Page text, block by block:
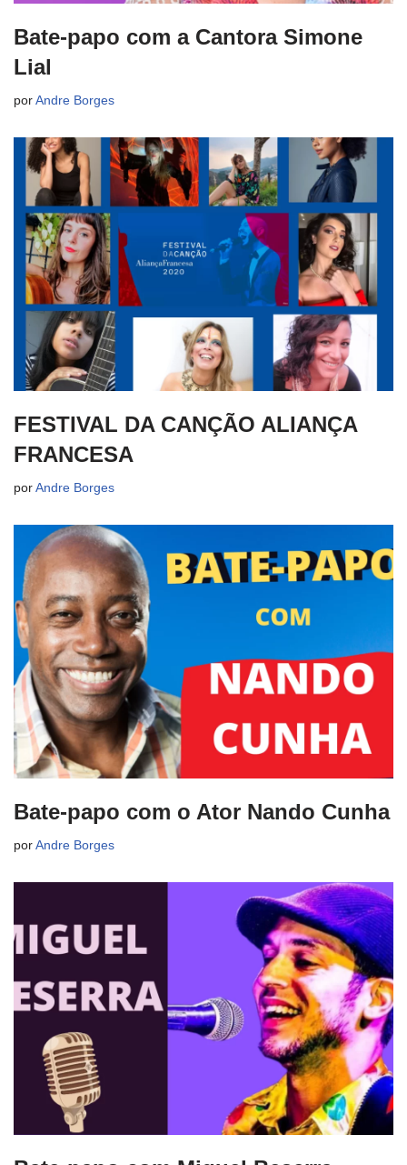
Bate-papo com a Cantora Simone
Lial
por Andre Borges
FESTIVAL DA CANÇÃO ALIANÇA
FRANCESA
por Andre Borges
Bate-papo com o Ator Nando Cunha
por Andre Borges